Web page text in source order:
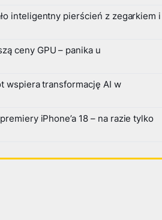
inteligentny pierścień z zegarkiem i
ceny GPU – panika u
wspiera transformację AI w
iPhone’a 18 – na razie tylko